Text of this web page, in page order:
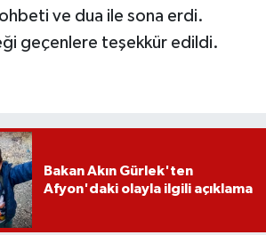
ve dua ile sona erdi.
geçenlere teşekkür edildi.
Bakan Akın Gürlek'ten
Afyon'daki olayla ilgili açıklama